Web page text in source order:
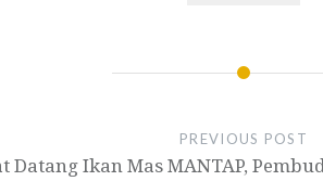
PREVIOUS POST
Datang Ikan Mas MANTAP,